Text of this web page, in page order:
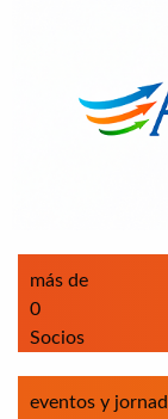
más de
0
Socios
eventos y